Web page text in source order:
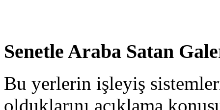
Senetle Araba Satan
Bu yerlerin işleyiş
olduklarını açıklama